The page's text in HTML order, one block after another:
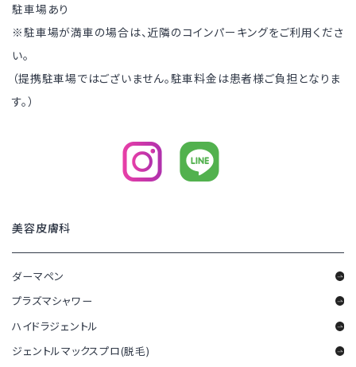
駐車場あり
※駐車場が満車の場合は、近隣のコインパーキングをご利用くださ
い。
（提携駐車場ではございません。駐車料金は患者様ご負担となりま
す。）
美容皮膚科
ダーマペン
プラズマシャワー
ハイドラジェントル
ジェントルマックスプロ(脱毛)